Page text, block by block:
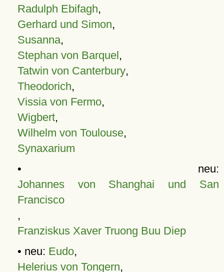
Radulph Ebifagh,
Gerhard und Simon,
Susanna,
Stephan von Barquel,
Tatwin von Canterbury,
Theodorich,
Vissia von Fermo,
Wigbert,
Wilhelm von Toulouse,
Synaxarium
• neu:
Johannes von Shanghai und San
Francisco
,
Franziskus Xaver Truong Buu Diep
• neu: Eudo,
Helerius von Tongern,